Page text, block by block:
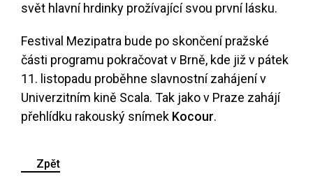
svět hlavní hrdinky prožívající svou první lásku.
Festival Mezipatra bude po skončení pražské
části programu pokračovat v Brně, kde již v pátek
11. listopadu proběhne slavnostní zahájení v
Univerzitním kině Scala. Tak jako v Praze zahájí
přehlídku rakouský snímek Kocour.
Zpět